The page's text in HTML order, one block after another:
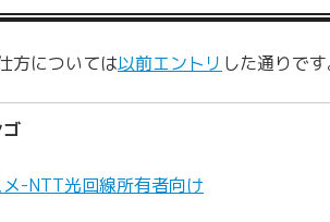
方については以前エントリ した通りです
-NTT光回線所有者向け